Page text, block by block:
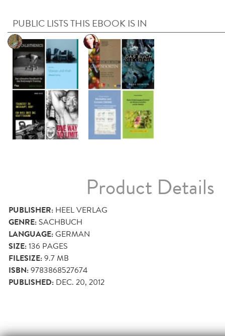
PUBLIC LISTS THIS EBOOK IS IN
Product Details
PUBLISHER: HEEL VERLAG
GENRE: SACHBUCH
LANGUAGE:GERMAN
SIZE:136 PAGES
FILESIZE:9.7 MB
ISBN:9783868527674
PUBLISHED: DEC. 20, 2012